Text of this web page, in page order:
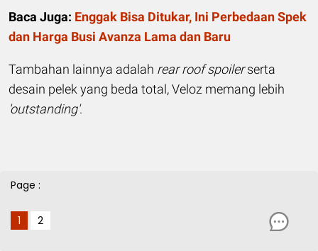
Baca Juga: Enggak Bisa Ditukar, Ini Perbedaan Spek
dan Harga Busi Avanza Lama dan Baru
Tambahan lainnya adalah rear roof spoilerserta
desain pelek yang beda total, Veloz memang lebih
'outstanding'.
Page :
1 2